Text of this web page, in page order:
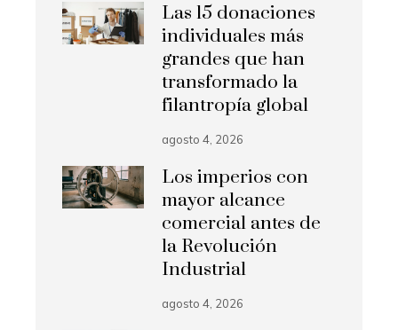
Las 15 donaciones
individuales más
grandes que han
transformado la
filantropía global
agosto 4, 2026
Los imperios con
mayor alcance
comercial antes de
la Revolución
Industrial
agosto 4, 2026